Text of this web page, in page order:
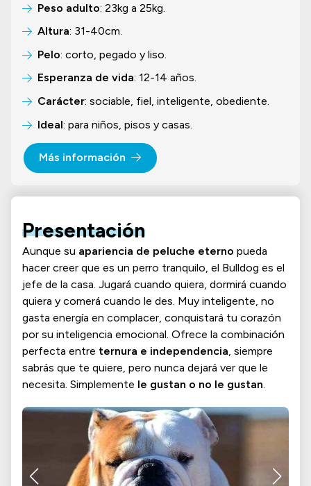
Peso adulto: 23kg a 25kg.
Altura: 31-40cm.
Pelo: corto, pegado y liso.
Esperanza de vida: 12-14 años.
Carácter: sociable, fiel, inteligente, obediente.
Ideal: para niños, pisos y casas.
Más información
Presentación
Aunque su apariencia de peluche eterno pueda
hacer creer que es un perro tranquilo, el Bulldog es el
jefe de la casa. Jugará cuando quiera, dormirá cuando
quiera y comerá cuando le des. Muy inteligente, no
gasta energía en complacer, conquistará tu corazón
por su inteligencia emocional. Ofrece la combinación
perfecta entre ternura e independencia, siempre
sabrás que te quiere, pero nunca dejará ver que le
necesita. Simplemente le gustan o no le gustan.